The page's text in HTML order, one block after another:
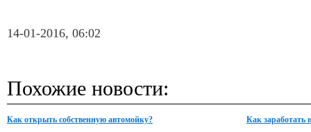
14-01-2016, 06:02
Похожие новости:
Как открыть собственную автомойку?
Как заработать